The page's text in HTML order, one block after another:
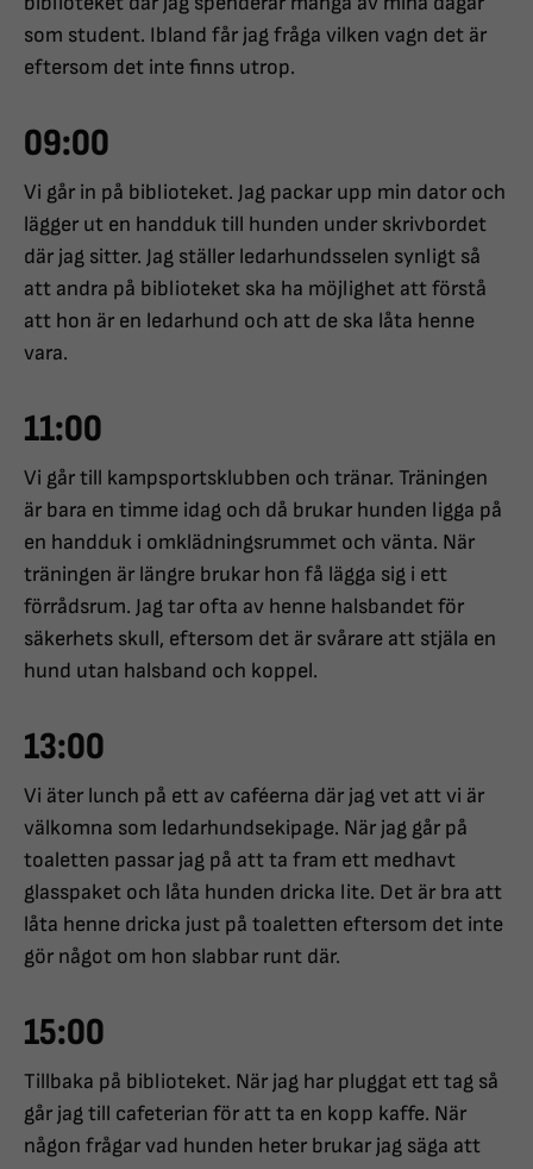
som student. Ibland får jag fråga vilken vagn det är
eftersom det inte finns utrop.
09:00
Vi går in på biblioteket. Jag packar upp min dator och
lägger ut en handduk till hunden under skrivbordet
där jag sitter. Jag ställer ledarhundsselen synligt så
att andra på biblioteket ska ha möjlighet att förstå
att hon är en ledarhund och att de ska låta henne
vara.
11:00
Vi går till kampsportsklubben och tränar. Träningen
är bara en timme idag och då brukar hunden ligga på
en handduk i omklädningsrummet och vänta. När
träningen är längre brukar hon få lägga sig i ett
förrådsrum. Jag tar ofta av henne halsbandet för
säkerhets skull, eftersom det är svårare att stjäla en
hund utan halsband och koppel.
13:00
Vi äter lunch på ett av caféerna där jag vet att vi är
välkomna som ledarhundsekipage. När jag går på
toaletten passar jag på att ta fram ett medhavt
glasspaket och låta hunden dricka lite. Det är bra att
låta henne dricka just på toaletten eftersom det inte
gör något om hon slabbar runt där.
15:00
Tillbaka på biblioteket. När jag har pluggat ett tag så
går jag till cafeterian för att ta en kopp kaffe. När
någon frågar vad hunden heter brukar jag säga att